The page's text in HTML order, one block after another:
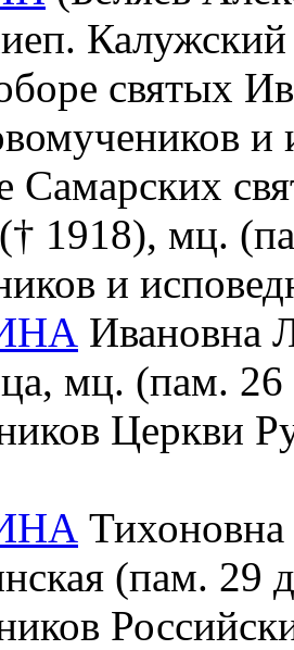
святых
и
Самарских
(† 1918), мц.
и
Ивановна
мц. (пам. 26
Церкви
(пам. 29